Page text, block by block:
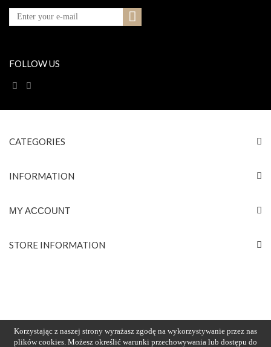
FOLLOW US
CATEGORIES
INFORMATION
MY ACCOUNT
STORE INFORMATION
Korzystając z naszej strony wyrażasz zgodę na wykorzystywanie przez nas
plików cookies. Możesz określić warunki przechowywania lub dostępu do